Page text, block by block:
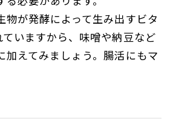
物が発酵によって生み出すビタ
いますから、味噌や納豆など
加えてみましょう。腸活にもマ